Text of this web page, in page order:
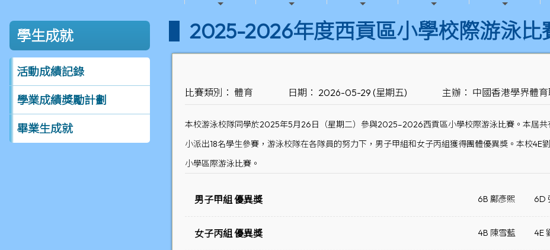
學生成就
活動成績記錄
學業成績獎勵計劃
畢業生成就
2025-2026年度西貢區小學校際游泳比
比賽類別： 體育 日期： 2026-05-29 (星期五) 主辦： 中國香港學界體
本校游泳校隊同學於2025年5月26日（星期二）參與2025–2026西貢區小學校際游泳比賽。本屆
小派出18名學生參賽，游泳校隊在各隊員的努力下，男子甲組和女子丙組獲得團體優異獎。本校
小學區際游泳比賽。
男子甲組 優異獎 6B 鄺彥熙 6D
女子丙組 優異獎 4B 陳雪藍 4E